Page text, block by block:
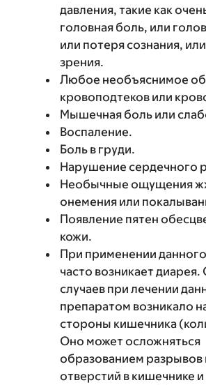
давления, такие как
головная боль, или
или потеря сознания,
зрения.
Любое необъяснимое
кровоподтеков или
Мышечная боль или
Воспаление.
Боль в груди.
Нарушение сердечного
Необычные ощущения
онемения или
Появление пятен
кожи.
При применении
часто возникает диарея.
случаев при лечении
препаратом возникало
стороны кишечника
Оно может осложняться
образованием разрывов
отверстий в кишечнике